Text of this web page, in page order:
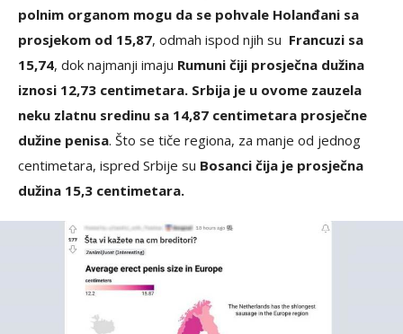
polnim organom mogu da se pohvale Holanđani sa
prosjekom od 15,87, odmah ispod njih su Francuzi sa
15,74, dok najmanji imaju Rumuni čiji prosječna dužina
iznosi 12,73 centimetara. Srbija je u ovome zauzela
neku zlatnu sredinu sa 14,87 centimetara prosječne
dužine penisa. Što se tiče regiona, za manje od jednog
centimetara, ispred Srbije su Bosanci čija je prosječna
dužina 15,3 centimetara.